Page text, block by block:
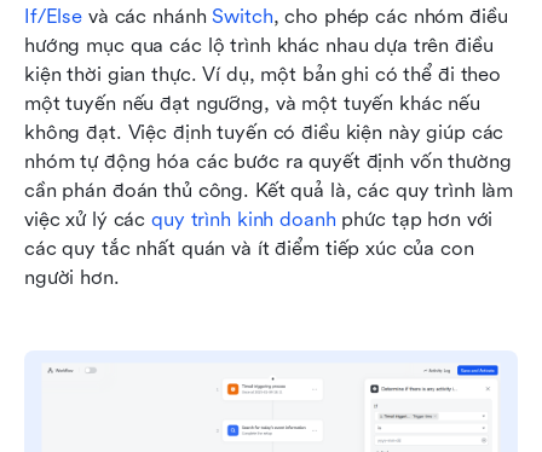
If/Else và các nhánh Switch, cho phép các nhóm điều
hướng mục qua các lộ trình khác nhau dựa trên điều
kiện thời gian thực. Ví dụ, một bản ghi có thể đi theo
một tuyến nếu đạt ngưỡng, và một tuyến khác nếu
không đạt. Việc định tuyến có điều kiện này giúp các
nhóm tự động hóa các bước ra quyết định vốn thường
cần phán đoán thủ công. Kết quả là, các quy trình làm
việc xử lý các quy trình kinh doanh phức tạp hơn với
các quy tắc nhất quán và ít điểm tiếp xúc của con
người hơn.